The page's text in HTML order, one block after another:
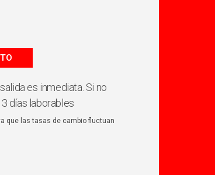
es inmediata. Si no
días laborables
que las tasas de cambio fluctuan